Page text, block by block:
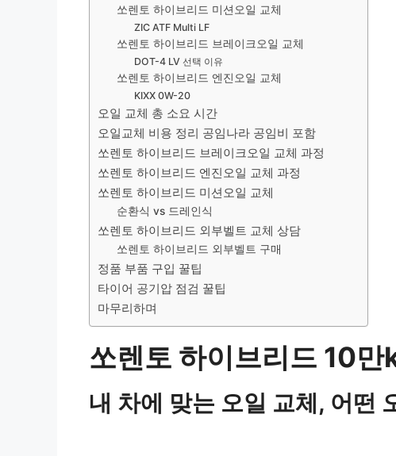
쏘렌토 하이브리드 미션오일 교체
ZIC ATF Multi LF
쏘렌토 하이브리드 브레이크오일 교체
DOT-4 LV 선택 이유
쏘렌토 하이브리드 엔진오일 교체
KIXX 0W-20
오일 교체 총 소요 시간
오일교체 비용 정리 공임나라 공임비 포함
쏘렌토 하이브리드 브레이크오일 교체 과정
쏘렌토 하이브리드 엔진오일 교체 과정
쏘렌토 하이브리드 미션오일 교체
순환식 vs 드레인식
쏘렌토 하이브리드 외부벨트 교체 상담
쏘렌토 하이브리드 외부벨트 구매
정품 부품 구입 꿀팁
타이어 공기압 점검 꿀팁
마무리하며
쏘렌토 하이브리드 10만
내 차에 맞는 오일 교체, 어떤